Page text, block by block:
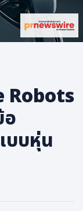
Robots
อ
บบหุ่น